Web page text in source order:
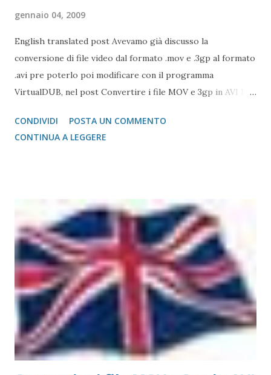
gennaio 04, 2009
English translated post Avevamo già discusso la
conversione di file video dal formato .mov e .3gp al formato
.avi pre poterlo poi modificare con il programma
VirtualDUB, nel post Convertire i file MOV e 3gp in AVI Ma
Come è noto da qualche anno a questa parte si sta
diffondendo sempre più la moda delle telecamere che
poi, dei file o dei video unici dai tanti file che andiamo a
creare ogni volta che attacchiamo e stacchiamo la
registrazione. Il caso che mi è stato sottoposto e da cui
parto per stendere questo post, è quello che ho avuto con
la telecamera della Panasonic che registra i file su memoria
SD in formato .mod Il programa che esce in dotazione con
la telecamera, è sicuramente efficace, ma richiede una
procedura un po' troppo rigida pe...
CONDIVIDI
POSTA UN COMMENTO
CONTINUA A LEGGERE